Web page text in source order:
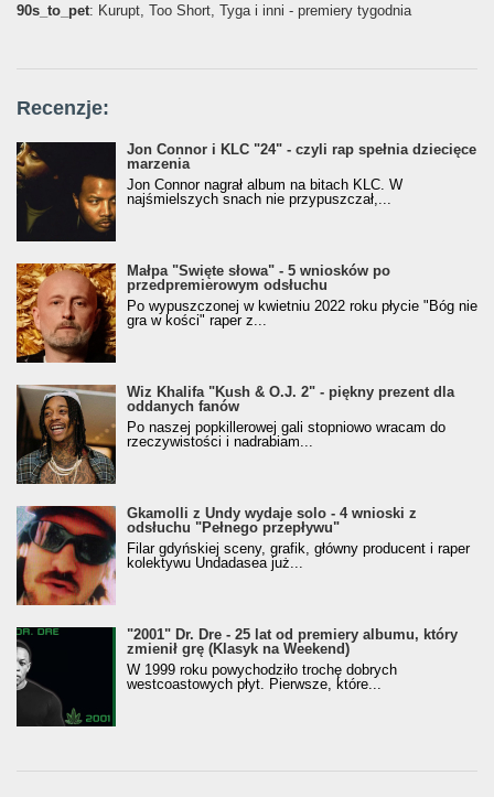
90s_to_pet: Kurupt, Too Short, Tyga i inni - premiery tygodnia
Recenzje:
Jon Connor i KLC "24" - czyli rap spełnia dziecięce
marzenia
Jon Connor nagrał album na bitach KLC. W
najśmielszych snach nie przypuszczał,...
Małpa "Święte słowa" - 5 wniosków po
przedpremierowym odsłuchu
Po wypuszczonej w kwietniu 2022 roku płycie "Bóg nie
gra w kości" raper z...
Wiz Khalifa "Kush & O.J. 2" - piękny prezent dla
oddanych fanów
Po naszej popkillerowej gali stopniowo wracam do
rzeczywistości i nadrabiam...
Gkamolli z Undy wydaje solo - 4 wnioski z
odsłuchu "Pełnego przepływu"
Filar gdyńskiej sceny, grafik, główny producent i raper
kolektywu Undadasea już...
"2001" Dr. Dre - 25 lat od premiery albumu, który
zmienił grę (Klasyk na Weekend)
W 1999 roku powychodziło trochę dobrych
westcoastowych płyt. Pierwsze, które...